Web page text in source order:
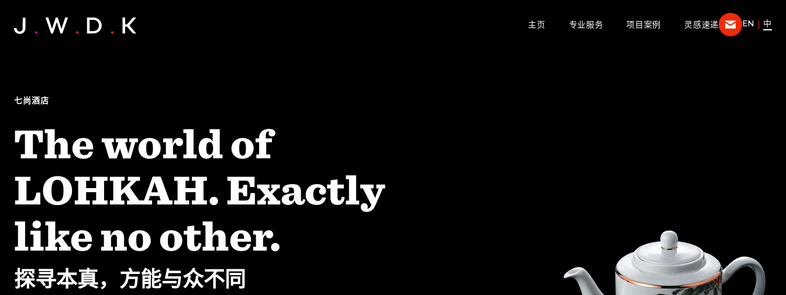
主页 专业服务 项目案例 灵感速递 EN 中
七尚酒店
The world of
LOHKAH. Exactly
like no other.
探寻本真，方能与众不同